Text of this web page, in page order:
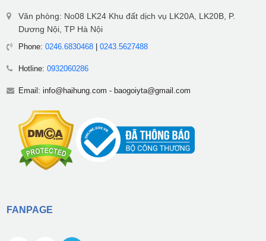
Văn phòng: No08 LK24 Khu đất dịch vụ LK20A, LK20B, P.
Dương Nội, TP Hà Nội
Phone: 0246.6830468| 0243.5627488
Hotline: 0932060286
Email: info@haihung.com - baogoiyta@gmail.com
FANPAGE